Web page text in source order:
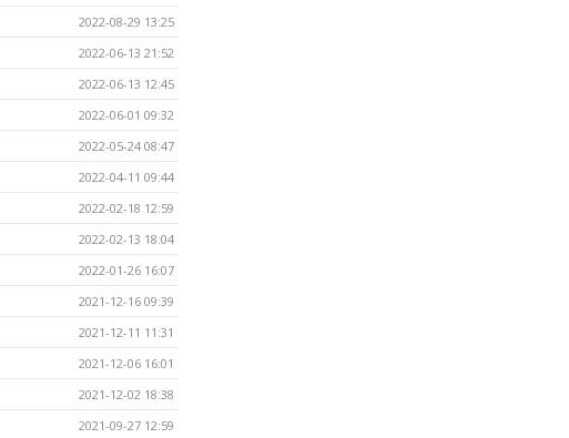
2022-08-29 13:25
2022-06-13 21:52
2022-06-13 12:45
2022-06-01 09:32
2022-05-24 08:47
2022-04-11 09:44
2022-02-18 12:59
2022-02-13 18:04
2022-01-26 16:07
2021-12-16 09:39
2021-12-11 11:31
2021-12-06 16:01
2021-12-02 18:38
2021-09-27 12:59